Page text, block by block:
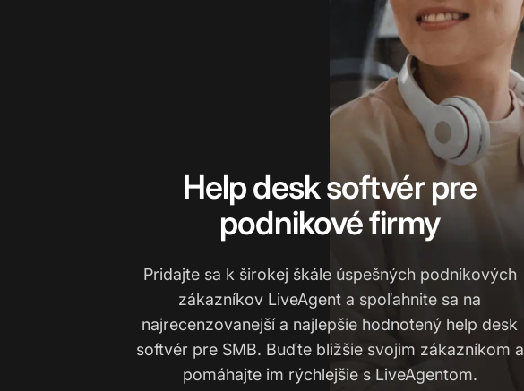
Help desk softvér pre
podnikové firmy
Pridajte sa k širokej škále úspešných podnikových
zákazníkov LiveAgent a spoľahnite sa na
najrecenzovanejší a najlepšie hodnotený help desk
softvér pre SMB. Buďte bližšie svojim zákazníkom a
pomáhajte im rýchlejšie s LiveAgentom.